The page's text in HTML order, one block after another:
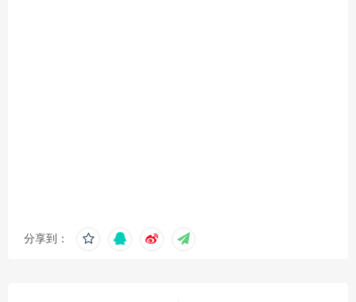
分享到：